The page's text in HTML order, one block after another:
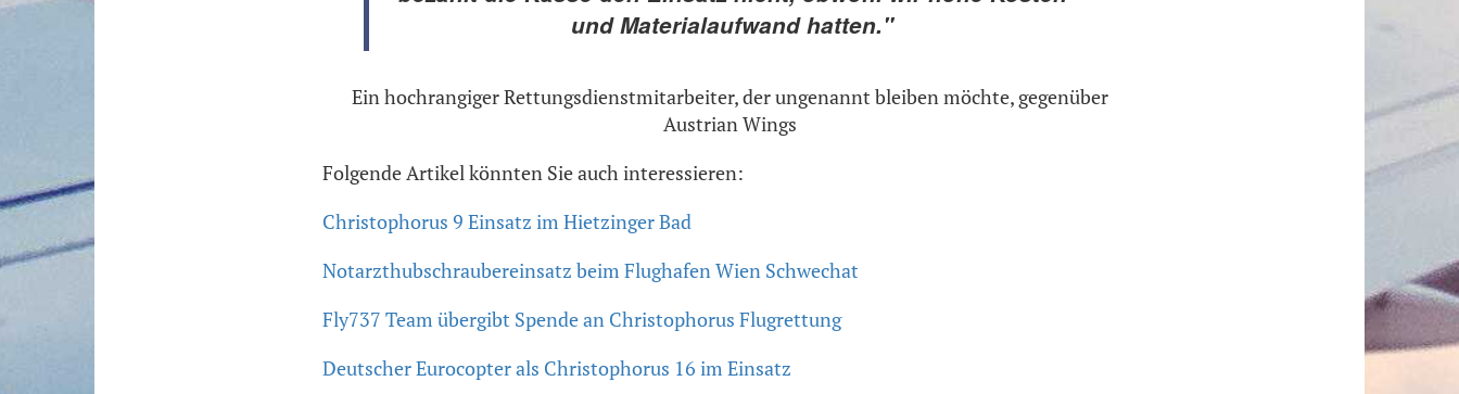
und Materialaufwand hatten."
Ein hochrangiger Rettungsdienstmitarbeiter, der ungenannt bleiben möchte, gegenüber
Austrian Wings
Folgende Artikel könnten Sie auch interessieren:
Christophorus 9 Einsatz im Hietzinger Bad
Notarzthubschraubereinsatz beim Flughafen Wien Schwechat
Fly737 Team übergibt Spende an Christophorus Flugrettung
Deutscher Eurocopter als Christophorus 16 im Einsatz